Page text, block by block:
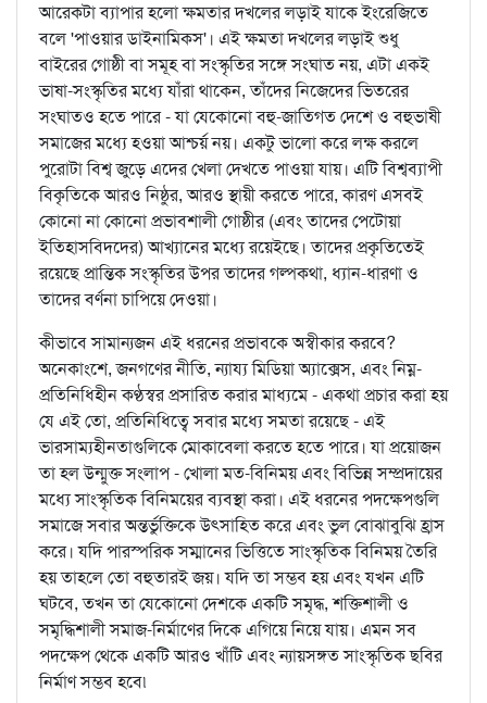
আরেকটা ব্যাপার হলো ক্ষমতার দখলের লড়াই যাকে ইংরেজিতে
বলে 'পাওয়ার ডাইনামিকস'। এই ক্ষমতা দখলের লড়াই শুধু
বাইরের গোষ্ঠী বা সমূহ বা সংস্কৃতির সঙ্গে সংঘাত নয়, এটা একই
ভাষা-সংস্কৃতির মধ্যে যাঁরা থাকেন, তাঁদের নিজেদের ভিতরের
সংঘাতও হতে পারে - যা যেকোনো বহু-জাতিগত দেশে ও বহুভাষী
সমাজের মধ্যে হওয়া আশ্চর্য় নয়। একটু ভালো করে লক্ষ করলে
পুরোটা বিশ্ব জুড়ে এদের খেলা দেখতে পাওয়া যায়। এটি বিশ্বব্যাপী
বিকৃতিকে আরও নিষ্ঠুর, আরও স্থায়ী করতে পারে, কারণ এসবই
কোনো না কোনো প্রভাবশালী গোষ্ঠীর (এবং তাদের পেটোয়া
ইতিহাসবিদদের) আখ্যানের মধ্যে রয়েইছে। তাদের প্রকৃতিতেই
রয়েছে প্রান্তিক সংস্কৃতির উপর তাদের গল্পকথা, ধ্যান-ধারণা ও
তাদের বর্ণনা চাপিয়ে দেওয়া।
কীভাবে সামান্যজন এই ধরনের প্রভাবকে অস্বীকার করবে?
অনেকাংশে, জনগণের নীতি, ন্যায্য মিডিয়া অ্যাক্সেস, এবং নিম্ন-
প্রতিনিধিহীন কণ্ঠস্বর প্রসারিত করার মাধ্যমে - একথা প্রচার করা হয়
যে এই তো, প্রতিনিধিত্বে সবার মধ্যে সমতা রয়েছে - এই
ভারসাম্যহীনতাগুলিকে মোকাবেলা করতে হতে পারে। যা প্রয়োজন
তা হল উন্মুক্ত সংলাপ - খোলা মত-বিনিময় এবং বিভিন্ন সম্প্রদায়ের
মধ্যে সাংস্কৃতিক বিনিময়ের ব্যবস্থা করা। এই ধরনের পদক্ষেপগুলি
সমাজে সবার অন্তর্ভুক্তিকে উৎসাহিত করে এবং ভুল বোঝাবুঝি হ্রাস
করে। যদি পারস্পরিক সম্মানের ভিত্তিতে সাংস্কৃতিক বিনিময় তৈরি
হয় তাহলে তো বহুতারই জয়। যদি তা সম্ভব হয় এবং যখন এটি
ঘটবে, তখন তা যেকোনো দেশকে একটি সমৃদ্ধ, শক্তিশালী ও
সমৃদ্ধিশালী সমাজ-নির্মাণের দিকে এগিয়ে নিয়ে যায়। এমন সব
পদক্ষেপ থেকে একটি আরও খাঁটি এবং ন্যায়সঙ্গত সাংস্কৃতিক ছবির
নিৰ্মাণ সম্ভব হবে৷